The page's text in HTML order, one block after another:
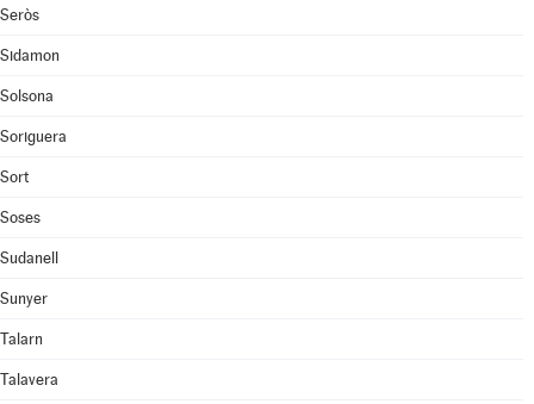
Seròs
Sidamon
Solsona
Soriguera
Sort
Soses
Sudanell
Sunyer
Talarn
Talavera